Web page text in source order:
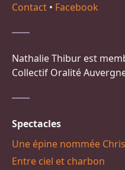
Contact • Facebook
Nathalie Thibur est
Collectif Oralité
Spectacles
Une épine nommée
Entre ciel et charbon